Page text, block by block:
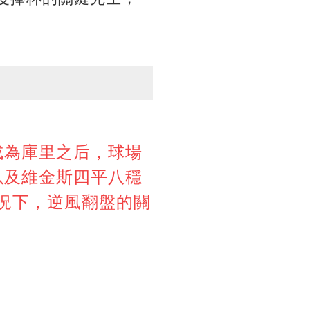
庫里之后，球場
維金斯四平八穩
下，逆風翻盤的關